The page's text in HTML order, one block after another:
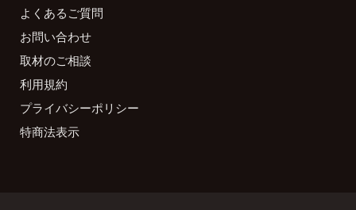
よくあるご質問
お問い合わせ
取材のご相談
利用規約
プライバシーポリシー
特商法表示